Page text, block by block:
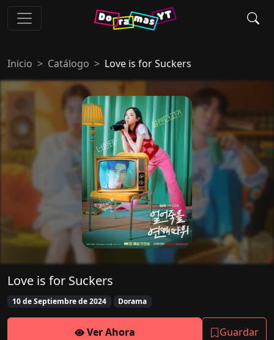
Inicio Catálogo Love is for Suckers
Love is for Suckers
10 de Septiembre de 2024 Dorama
Ver Ahora Guardar